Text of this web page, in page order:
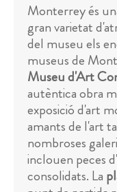
Monterrey és
gran varietat
del museu els
museus de
Museu d'Art
autèntica obra
exposició d'art
amants de l'art
nombroses
inclouen peces
consolidats. La